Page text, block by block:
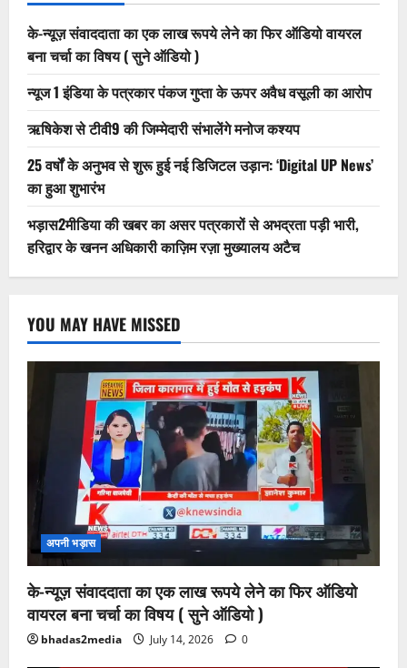
के-न्यूज़ संवाददाता का एक लाख रूपये लेने का फिर ऑडियो वायरल
बना चर्चा का विषय ( सुने ऑडियो )
न्यूज 1 इंडिया के पत्रकार पंकज गुप्ता के ऊपर अवैध वसूली का आरोप
ऋषिकेश से टीवी9 की जिम्मेदारी संभालेंगे मनोज कश्यप
25 वर्षों के अनुभव से शुरू हुई नई डिजिटल उड़ान: ‘Digital UP News’
का हुआ शुभारंभ
भड़ास2मीडिया की खबर का असर पत्रकारों से अभद्रता पड़ी भारी,
हरिद्वार के खनन अधिकारी काज़िम रज़ा मुख्यालय अटैच
YOU MAY HAVE MISSED
अपनी भड़ास
के-न्यूज़ संवाददाता का एक लाख रूपये लेने का फिर ऑडियो
वायरल बना चर्चा का विषय ( सुने ऑडियो )
bhadas2media July 14, 2026 0